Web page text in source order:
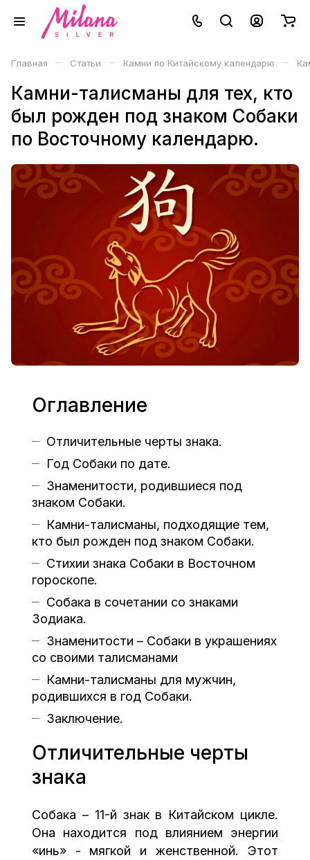
Главная – Статьи – Камни по Китайскому календарю –
Камни-талисманы для тех, кто
был рожден под знаком Собаки
по Восточному календарю.
Оглавление
Отличительные черты знака.
Год Собаки по дате.
Знаменитости, родившиеся под
знаком Собаки.
Камни-талисманы, подходящие тем,
кто был рожден под знаком Собаки.
Стихии знака Собаки в Восточном
гороскопе.
Собака в сочетании со знаками
Зодиака.
Знаменитости – Собаки в украшениях
со своими талисманами
Камни-талисманы для мужчин,
родившихся в год Собаки.
Заключение.
Отличительные черты
знака
Собака – 11-й знак в Китайском цикле.
Она находится под влиянием энергии
«инь» - мягкой и женственной. Этот